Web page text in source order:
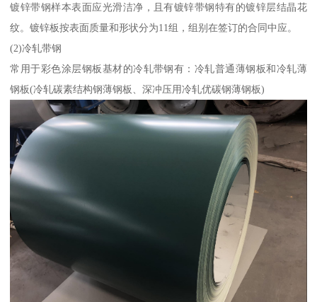
镀锌带钢样本表面应光滑洁净，且有镀锌带钢特有的镀锌层结晶花
纹。镀锌板按表面质量和形状分为11组，组别在签订的合同中应。
(2)冷轧带钢
常用于彩色涂层钢板基材的冷轧带钢有：冷轧普通薄钢板和冷轧薄
钢板(冷轧碳素结构钢薄钢板、深冲压用冷轧优碳钢薄钢板)